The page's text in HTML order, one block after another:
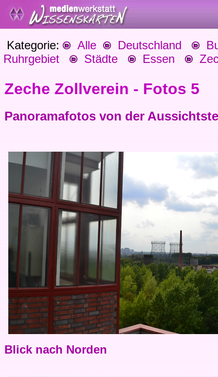
Kategorie: Alle Deutschland
Ruhrgebiet
Städte Essen
Zeche Zollverein - Fotos 5
Panoramafotos von der
Blick nach Norden